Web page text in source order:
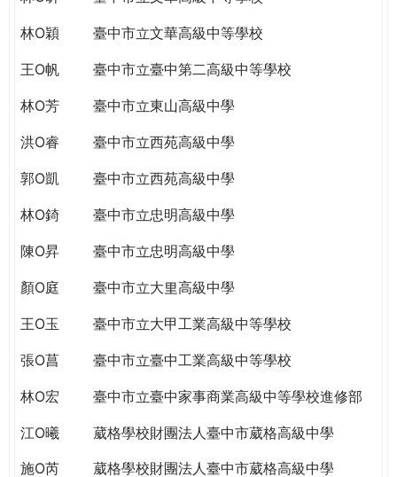
TOMORROW
YOU
ON
PATH
GLOBAL
CITIZENSHIP
林O穎 臺中市立文華高級中等學校
王O帆 臺中市立臺中第二高級中等學校
林O芳 臺中市立東山高級中學
洪O睿 臺中市立西苑高級中學
郭O凱 臺中市立西苑高級中學
林O錡 臺中市立忠明高級中學
陳O昇 臺中市立忠明高級中學
顏O庭 臺中市立大里高級中學
王O玉 臺中市立大甲工業高級中等學校
張O菖 臺中市立臺中工業高級中等學校
林O宏 臺中市立臺中家事商業高級中等學校進修部
江O曦
葳格學校財團法人臺中市葳格高級中學
施O芮
葳格學校財團法人臺中市葳格高級中學